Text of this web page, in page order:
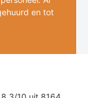
en tot